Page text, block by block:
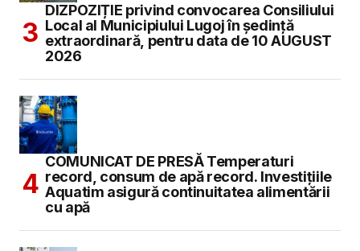
DIZPOZIȚIE privind convocarea Consiliului
Local al Municipiului Lugoj în şedinţă
extraordinară, pentru data de 10 AUGUST
2026
COMUNICAT DE PRESĂ Temperaturi
record, consum de apă record. Investițiile
Aquatim asigură continuitatea alimentării
cu apă